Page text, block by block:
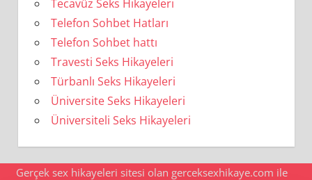
Tecavüz Seks Hikayeleri
Telefon Sohbet Hatları
Telefon Sohbet hattı
Travesti Seks Hikayeleri
Türbanlı Seks Hikayeleri
Üniversite Seks Hikayeleri
Üniversiteli Seks Hikayeleri
Gerçek sex hikayeleri sitesi olan gerceksexhikaye.com ile